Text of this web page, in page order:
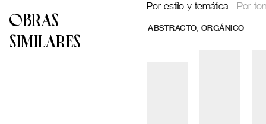
OBRAS
SIMILARES
Por estilo y temática Por
ABSTRACTO, ORGÁNICO